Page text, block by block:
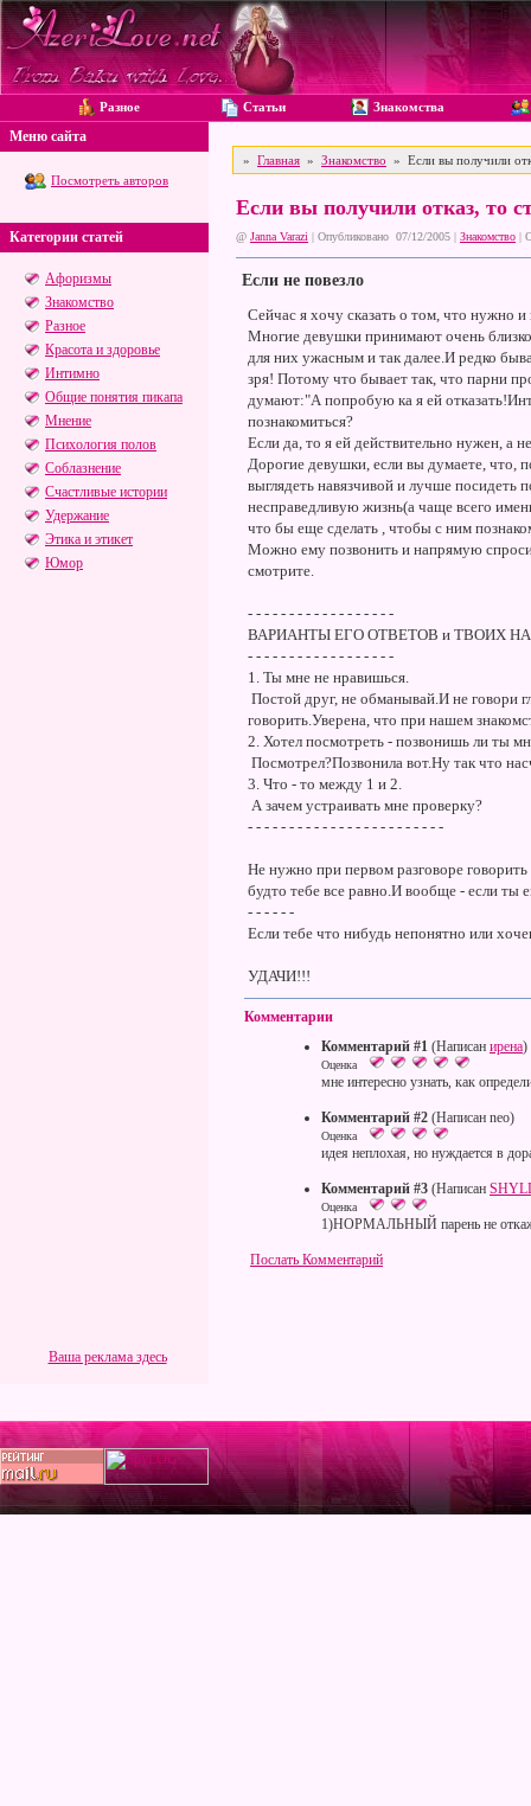
Разное Статьи Знакомства
Меню сайта
Посмотреть авторов
Категории статей
Афоризмы
Знакомство
Разное
Красота и здоровье
Интимно
Общие понятия пикапа
Мнение
Психология полов
Соблазнение
Счастливые истории
Удержание
Этика и этикет
Юмор
Ваша реклама здесь
» Главная » Знакомство » Если вы получили
Если вы получили отказ, то
@ Janna Varazi | Опубликовано 07/12/2005 | Знакомство |
Если не повезло
Сейчас я хочу сказать о том, что нужно
Многие девушки принимают очень
для них ужасным и так далее.И редко
зря! Потому что бывает так, что парни
думают:"А попробую ка я ей
познакомиться?
Если да, то я ей действительно нужен, а
Дорогие девушки, если вы думаете, что,
выглядеть навязчивой и лучше посидеть
несправедливую жизнь(а чаще всего
что бы еще сделать , чтобы с ним
Можно ему позвонить и напрямую
смотрите.
- - - - - - - - - - - - - - - - - -
ВАРИАНТЫ ЕГО ОТВЕТОВ и ТВОИХ
- - - - - - - - - - - - - - - - - -
1. Ты мне не нравишься.
Постой друг, не обманывай.И не говори
говорить.Уверена, что при нашем
2. Хотел посмотреть - позвонишь ли ты
Посмотрел?Позвонила вот.Ну так что
3. Что - то между 1 и 2.
А зачем устраивать мне проверку?
- - - - - - - - - - - - - - - - - - - - - - - -
Не нужно при первом разговоре
будто тебе все равно.И вообще - если ты
- - - - - -
Если тебе что нибудь непонятно или
УДАЧИ!!!
Комментарии
Комментарий #1 (Написан ирена)
Оценка
мне интересно узнать, как
Комментарий #2 (Написан neo)
Оценка
идея неплохая, но нуждается в
Комментарий #3 (Написан
Оценка
1)НОРМАЛЬНЫЙ парень не
Послать Комментарий